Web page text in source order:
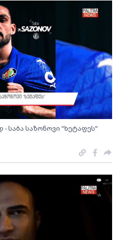
საბა საზონოვი "ხეტაფეს"